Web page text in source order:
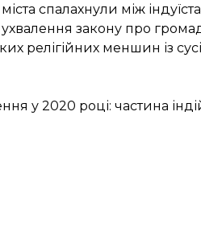
спалахнули між
ухвалення закону про
релігійних меншин із
у 2020 році: частина